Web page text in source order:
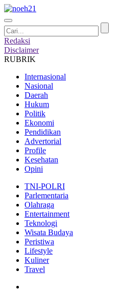
Redaksi
Disclaimer
RUBRIK
Internasional
Nasional
Daerah
Hukum
Politik
Ekonomi
Pendidikan
Advertorial
Profile
Kesehatan
Opini
TNI-POLRI
Parlementaria
Olahraga
Entertainment
Teknologi
Wisata Budaya
Peristiwa
Lifestyle
Kuliner
Travel